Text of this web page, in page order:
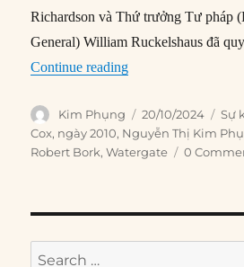
Richardson và Thứ trưởng Tư pháp
General) William Ruckelshaus đã
Continue reading“20/10/1973: Công
Author
Kim Phụng
Posted
on
20/10/2024 Sự
Cox, ngày 2010, Nguyễn Thị Kim
Robert Bork,Watergate 0
Search